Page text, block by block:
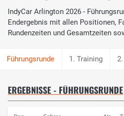
IndyCar Arlington 2026 -
Endergebnis mit allen Positionen,
Rundenzeiten und Gesamtzeiten
1. Training
ERGEBNISSE - FÜHRUNGSRUNDE